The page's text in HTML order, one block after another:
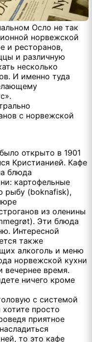
Осло не так
норвежской
и ресторанов,
и различную
несколько
И именно туда
с норвежской
открыто в 1901
Кристианией. Кафе
блюда
картофельные
рыбу (boknafisk),
из оленины
Эти блюда
Интересной
также
алкоголь и меню
норвежской кухни
вечернее время.
ничего кроме
с системой
просто
приятное
то это кафе